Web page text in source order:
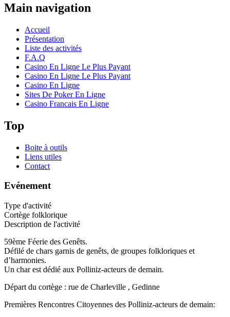
Main navigation
Accueil
Présentation
Liste des activités
F.A.Q
Casino En Ligne Le Plus Payant
Casino En Ligne Le Plus Payant
Casino En Ligne
Sites De Poker En Ligne
Casino Francais En Ligne
Top
Boite à outils
Liens utiles
Contact
Evénement
Type d'activité
Cortège folklorique
Description de l'activité
59ème Féerie des Genêts.
Défilé de chars garnis de genêts, de groupes folkloriques et
d’harmonies.
Un char est dédié aux Polliniz-acteurs de demain.
Départ du cortège : rue de Charleville , Gedinne
Premières Rencontres Citoyennes des Polliniz-acteurs de demain: